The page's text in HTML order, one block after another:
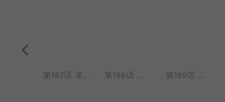
第187话 圣诞节龙女哪吒十一月哮天（超龄 感动） 第188话 年兽又来了（来早了 那只白泽） 第189话 九月烈烈三眼哪吒（囤货 难题）